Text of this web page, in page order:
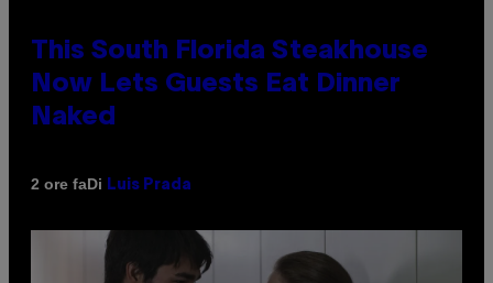
This South Florida Steakhouse
Now Lets Guests Eat Dinner
Naked
2 ore faDi Luis Prada